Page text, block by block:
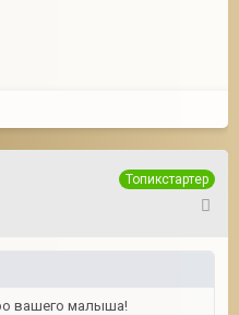
Топикстартер
вашего малыша!